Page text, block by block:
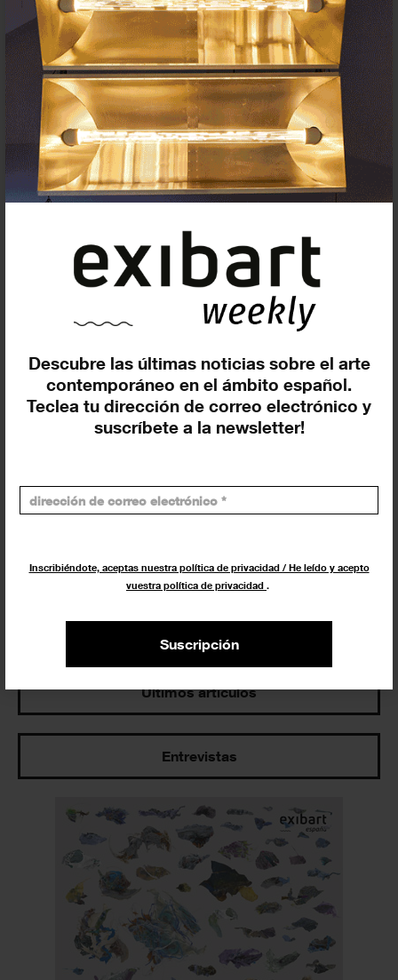
Descubre las últimas noticias sobre el arte
contemporáneo en el ámbito español.
Teclea tu dirección de correo electrónico y
suscríbete a la newsletter!
Inscribiéndote, aceptas nuestra política de privacidad / He leído y acepto
vuestra política de privacidad .
Suscripción
¡Te ayudamos a encontrar el
evento que buscas !
Exposiciones y eventos
Eventos de hoy
En curso y futuros
Incluir eventos web
Buscar
Últimos artículos
Entrevistas